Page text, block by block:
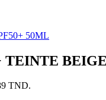
50ML
TEINTE
TND.